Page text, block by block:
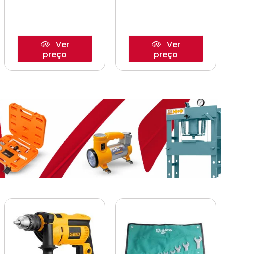
Ver
preço
Ver
preço